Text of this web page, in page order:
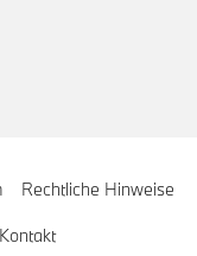
Rechtliche Hinweise
Kontakt